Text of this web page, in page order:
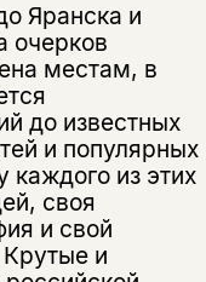
Яранска и
очерков
местам, в
до известных
и популярных
каждого из этих
своя
и свой
и